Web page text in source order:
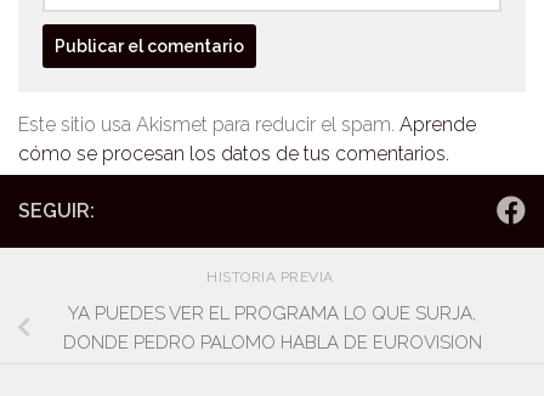
Este sitio usa Akismet para reducir el spam. Aprende
cómo se procesan los datos de tus comentarios.
SEGUIR:
HISTORIA PREVIA
YA PUEDES VER EL PROGRAMA LO QUE SURJA,
DONDE PEDRO PALOMO HABLA DE EUROVISION